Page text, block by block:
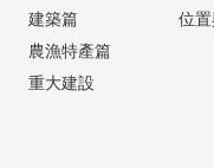
建築篇
農漁特產篇
重大建設
位